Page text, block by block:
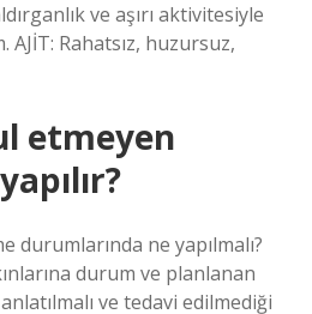
ve aşırı aktivitesiyle
Rahatsız, huzursuz,
etmeyen
durumlarında ne yapılmalı?
durum ve planlanan
ve tedavi edilmediği